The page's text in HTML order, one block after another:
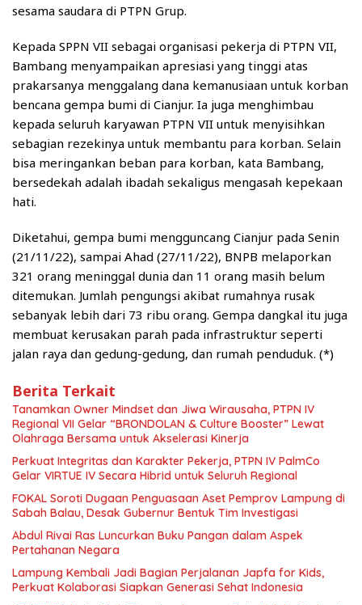
sesama saudara di PTPN Grup.
Kepada SPPN VII sebagai organisasi pekerja di PTPN VII,
Bambang menyampaikan apresiasi yang tinggi atas
prakarsanya menggalang dana kemanusiaan untuk korban
bencana gempa bumi di Cianjur. Ia juga menghimbau
kepada seluruh karyawan PTPN VII untuk menyisihkan
sebagian rezekinya untuk membantu para korban. Selain
bisa meringankan beban para korban, kata Bambang,
bersedekah adalah ibadah sekaligus mengasah kepekaan
hati.
Diketahui, gempa bumi mengguncang Cianjur pada Senin
(21/11/22), sampai Ahad (27/11/22), BNPB melaporkan
321 orang meninggal dunia dan 11 orang masih belum
ditemukan. Jumlah pengungsi akibat rumahnya rusak
sebanyak lebih dari 73 ribu orang. Gempa dangkal itu juga
membuat kerusakan parah pada infrastruktur seperti
jalan raya dan gedung-gedung, dan rumah penduduk. (*)
Berita Terkait
Tanamkan Owner Mindset dan Jiwa Wirausaha, PTPN IV
Regional VII Gelar “BRONDOLAN & Culture Booster” Lewat
Olahraga Bersama untuk Akselerasi Kinerja
Perkuat Integritas dan Karakter Pekerja, PTPN IV PalmCo
FOKAL Soroti Dugaan Penguasaan Aset Pemprov Lampung di
Sabah Balau, Desak Gubernur Bentuk Tim Investigasi
Abdul Rivai Ras Luncurkan Buku Pangan dalam Aspek
Pertahanan Negara
Lampung Kembali Jadi Bagian Perjalanan Japfa for Kids,
Perkuat Kolaborasi Siapkan Generasi Sehat Indonesia